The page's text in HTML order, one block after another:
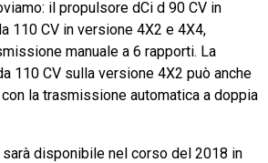
il propulsore dCi d 90 CV in
110 CV in versione 4X2 e 4X4,
manuale a 6 rapporti. La
110 CV sulla versione 4X2 può anche
la trasmissione automatica a doppia
disponibile nel corso del 2018 in